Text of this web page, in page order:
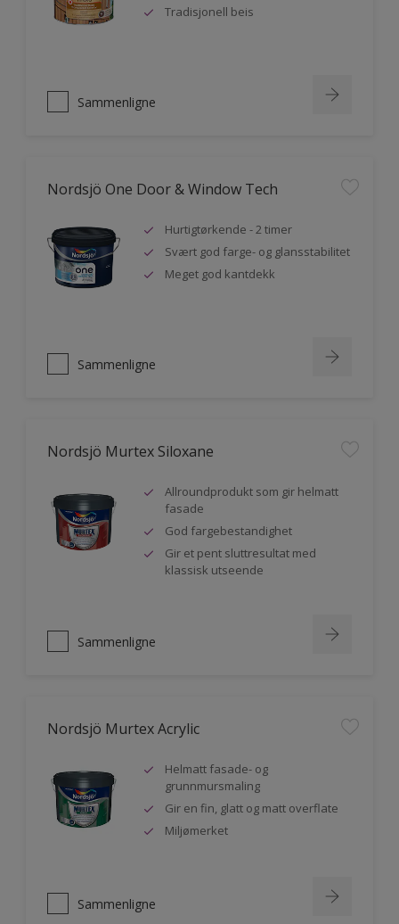
Tradisjonell beis
Sammenligne
Nordsjö One Door & Window Tech
Hurtigtørkende - 2 timer
Svært god farge- og glansstabilitet
Meget god kantdekk
Sammenligne
Nordsjö Murtex Siloxane
Allroundprodukt som gir helmatt
fasade
God fargebestandighet
Gir et pent sluttresultat med
klassisk utseende
Sammenligne
Nordsjö Murtex Acrylic
Helmatt fasade- og
grunnmursmaling
Gir en fin, glatt og matt overflate
Miljømerket
Sammenligne